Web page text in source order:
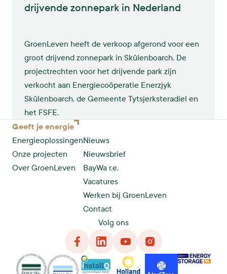
drijvende zonnepark in Nederland
GroenLeven heeft de verkoop afgerond voor een
groot drijvend zonnepark in Skûlenboarch. De
projectrechten voor het drijvende park zijn
verkocht aan Energiecoöperatie Enerzjyk
Skûlenboarch, de Gemeente Tytsjerksteradiel en
het FSFE.
Geeft je energie
Energieoplossingen
Onze projecten
Over GroenLeven
Nieuws
Nieuwsbrief
BayWa r.e.
Vacatures
Werken bij GroenLeven
Contact
Volg ons
FacebookLinkedInYouTubeInstagram
DNG
VCA InstallQ Holland SolarNedZero Energy